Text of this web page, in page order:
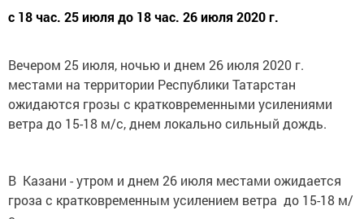
с 18 час. 25 июля до 18 час. 26 июля 2020 г.
Вечером 25 июля, ночью и днем 26 июля 2020 г.
местами на территории Республики Татарстан
ожидаются грозы с кратковременными усилениями
ветра до 15-18 м/с, днем локально сильный дождь.
В Казани - утром и днем 26 июля местами ожидается
гроза с кратковременным усилением ветра до 15-18 м/